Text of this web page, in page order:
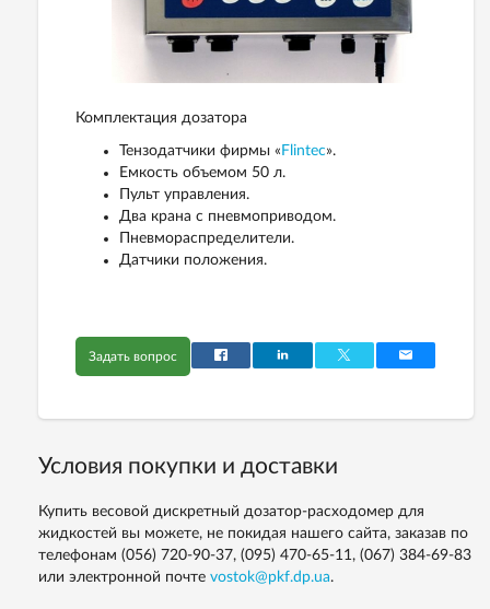
Комплектация дозатора
Тензодатчики фирмы « Flintec».
Емкость объемом 50 л.
Пульт управления.
Два крана с пневмоприводом.
Пневмораспределители.
Датчики положения.
Задать вопрос
Условия покупки и доставки
Купить весовой дискретный дозатор-расходомер для
жидкостей вы можете, не покидая нашего сайта, заказав по
телефонам (056) 720-90-37, (095) 470-65-11, (067) 384-69-83
или электронной почте vostok@pkf.dp.ua.